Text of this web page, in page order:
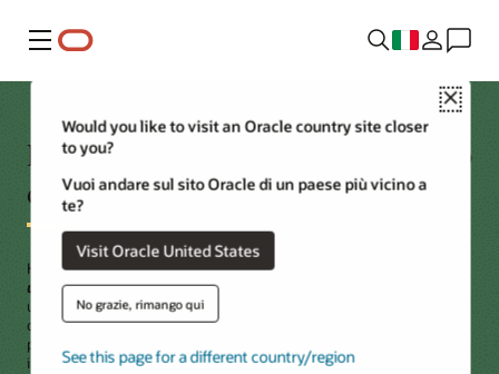
Menu
Close
Would you like to visit an Oracle country site closer
to you?
Vuoi andare sul sito Oracle di un paese più vicino a
te?
Visit Oracle United States
No grazie, rimango qui
See this page for a different country/region
Presentazione del percorso guidato
di Oracle PartnerNetwork
Hai indicato di dovercreare un'applicazione che si integra con
un'API Oracle Health Millennium Platform
un'ottima idea. Verifichiamo che tu abbia compreso i passi e le
opzioni a tua disposizione prima di iniziare. Puoi usare questa guida
per iniziare dal passo appropriato a seconda del punto del percorso
in cui ti trovi.